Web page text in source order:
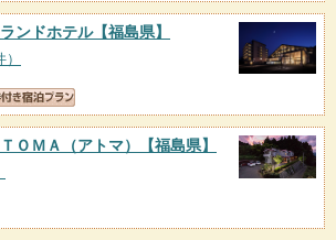
ンドホテル【福島県】
ＯＭＡ（アトマ） 【福島県】